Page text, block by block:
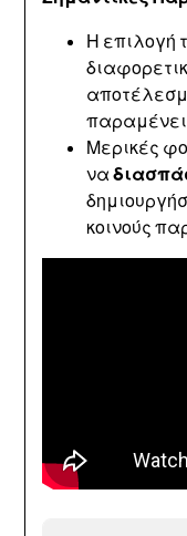
Η επιλογή
παραμένει
Μερικές
να
κοινούς